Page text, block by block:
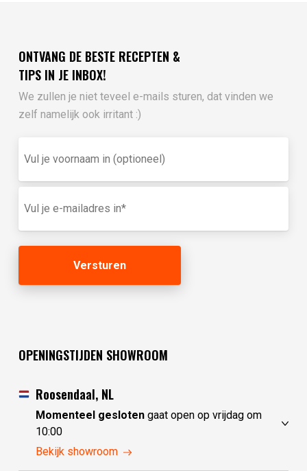
ONTVANG DE BESTE RECEPTEN &
TIPS IN JE INBOX!
We zullen je niet teveel e-mails sturen, dat vinden we
zelf namelijk ook irritant :)
je
in
(optioneel)
mailadres
OPENINGSTIJDEN SHOWROOM
Roosendaal, NL
Momenteel geslotengaat open op vrijdag om
10:00
donderdag
Bekijk showroom